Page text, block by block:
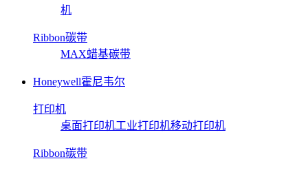
机
Ribbon碳带
MAX蜡基碳带
Honeywell霍尼韦尔
打印机
桌面打印机工业打印机移动打印机
Ribbon碳带